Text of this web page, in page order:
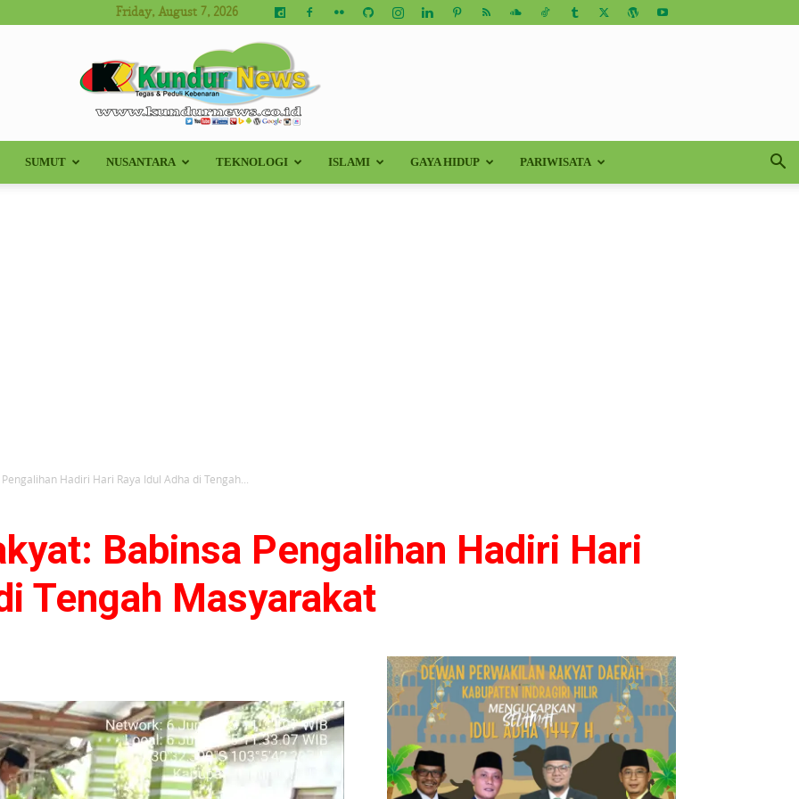
Friday, August 7, 2026
Kundur
SUMUT NUSANTARA TEKNOLOGI ISLAMI GAYA HIDUP PARIWISATA
Hadiri Hari Raya Idul Adha di Tengah...
Babinsa Pengalihan Hadiri Hari
Tengah Masyarakat